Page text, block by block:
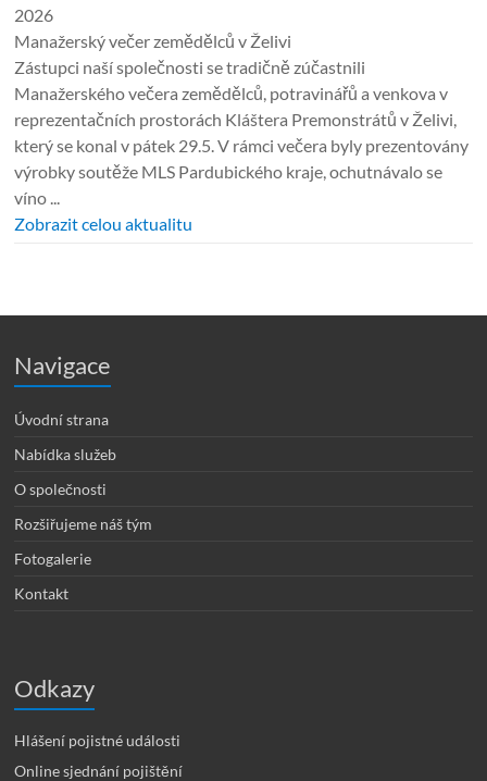
2026
Manažerský večer zemědělců v Želivi
Zástupci naší společnosti se tradičně zúčastnili
Manažerského večera zemědělců, potravinářů a venkova v
reprezentačních prostorách Kláštera Premonstrátů v Želivi,
který se konal v pátek 29.5. V rámci večera byly prezentovány
výrobky soutěže MLS Pardubického kraje, ochutnávalo se
víno ...
Zobrazit celou aktualitu
Navigace
Úvodní strana
Nabídka služeb
O společnosti
Rozšiřujeme náš tým
Fotogalerie
Kontakt
Odkazy
Hlášení pojistné události
Online sjednání pojištění